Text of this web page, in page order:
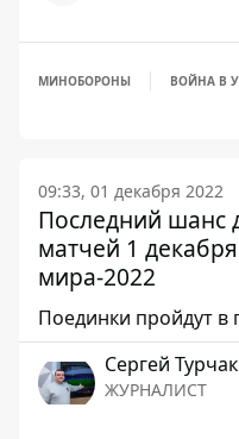
МИНОБОРОНЫ ВОЙНА В
09:33, 01 декабря 2022
Последний шанс
матчей 1
мира-2022
Поединки пройдут в
Сергей Турчак
ЖУРНАЛИСТ